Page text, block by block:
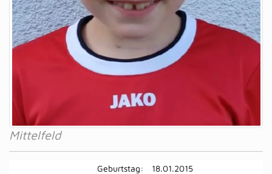
Mittelfeld
Geburtstag:
18.01.2015